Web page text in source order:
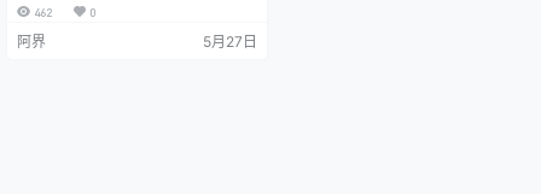
462 0
阿界 5月27日